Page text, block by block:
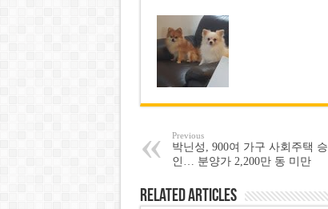
Previous
박닌성, 900여 가구 사회주택 승
인… 분양가 2,200만 동 미만
Related Articles